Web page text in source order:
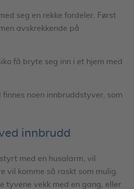
seg en rekke fordeler. Først
avskrekkende på
få bryte seg inn i et hjem med
finnes noen innbruddstyver, som
innbrudd
med en husalarm, vil
vil komme så raskt som mulig.
tyvene vekk med en gang, eller